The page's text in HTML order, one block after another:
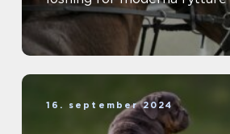
16. september 2024